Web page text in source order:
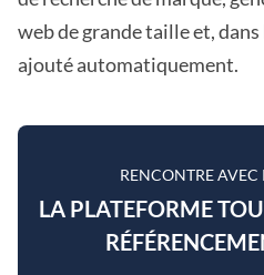
web de grande taille et, dans
ajouté automatiquement.
RENCONTRE
LA PLATEFORME